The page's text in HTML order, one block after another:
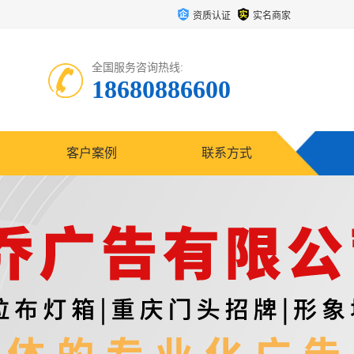
资质认证 实名商家
全国服务咨询热线:
18680886600
客户案例 联系方式